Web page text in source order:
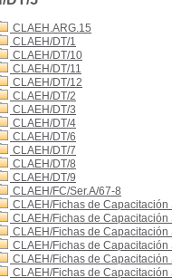
CLAEH.ARG.15
CLAEH/DT/1
CLAEH/DT/10
CLAEH/DT/11
CLAEH/DT/12
CLAEH/DT/2
CLAEH/DT/3
CLAEH/DT/4
CLAEH/DT/6
CLAEH/DT/7
CLAEH/DT/8
CLAEH/DT/9
CLAEH/FC/Ser.A/67-8
CLAEH/Fichas de Capacitación
CLAEH/Fichas de Capacitación
CLAEH/Fichas de Capacitación
CLAEH/Fichas de Capacitación
CLAEH/Fichas de Capacitación
CLAEH/Fichas de Capacitación